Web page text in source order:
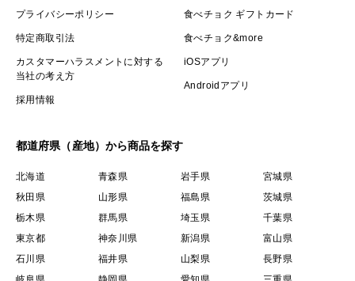
プライバシーポリシー
特定商取引法
カスタマーハラスメントに対する
当社の考え方
採用情報
食べチョク ギフトカード
食べチョク&more
iOSアプリ
Androidアプリ
都道府県（産地）から商品を探す
北海道 青森県 岩手県
宮城県
秋田県
山形県 福島県
茨城県
栃木県
群馬県 埼玉県
千葉県
東京都
神奈川県 新潟県
富山県
石川県
福井県 山梨県
長野県